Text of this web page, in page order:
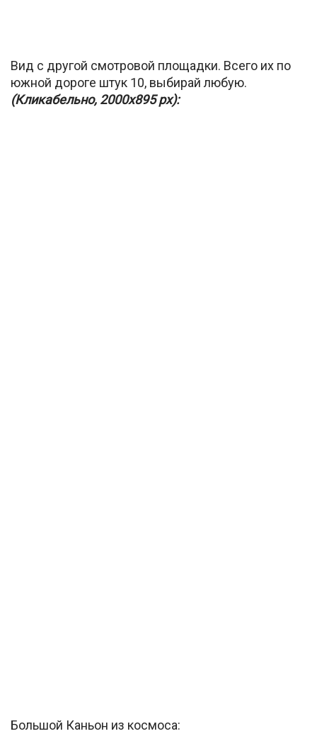
Вид с другой смотровой площадки. Всего их по
южной дороге штук 10, выбирай любую.
(Кликабельно, 2000х895 px):
Большой Каньон из космоса: